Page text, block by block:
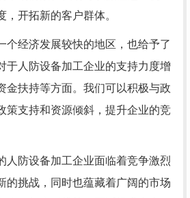
开拓新的客户群体。
个经济发展较快的地区，也给予了
于人防设备加工企业的支持力度增
金扶持等方面。我们可以积极与政
策支持和资源倾斜，提升企业的竞
人防设备加工企业面临着竞争激烈
的挑战，同时也蕴藏着广阔的市场